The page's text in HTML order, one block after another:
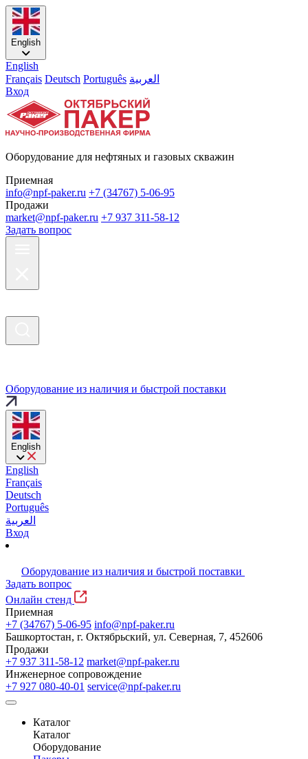
English
English
Français Deutsch Português العربية
Вход
Оборудование для нефтяных и газовых скважин
Приемная
info@npf-paker.ru +7 (34767) 5-06-95
Продажи
market@npf-paker.ru +7 937 311-58-12
Задать вопрос
Оборудование из наличия и быстрой поставки
English
English
Français
Deutsch
Português
العربية
Вход
Оборудование из наличия и быстрой поставки
Задать вопрос
Онлайн стенд
Приемная
+7 (34767) 5-06-95 info@npf-paker.ru
Башкортостан, г. Октябрьский, ул. Северная, 7, 452606
Продажи
+7 937 311-58-12 market@npf-paker.ru
Инженерное сопровождение
+7 927 080-40-01 service@npf-paker.ru
Каталог
Каталог
Оборудование